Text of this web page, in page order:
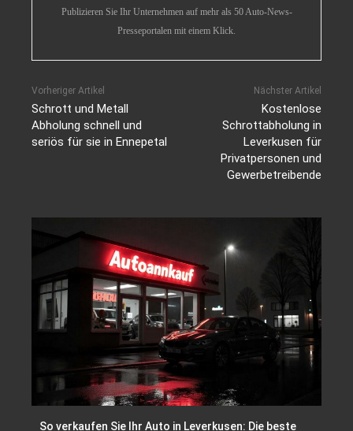
Publizieren Sie Ihr Unternehmen auf mehr als 50 Auto-News-
Presseportalen mit einem Klick.
Vorheriger Artikel
Schrott und Metall
Abholung schnell und
seriös für sie in Ennepetal
Nächster Artikel
Kostenlose
Schrottabholung in
Leverkusen für
Privatpersonen und
Gewerbetreibende
So verkaufen Sie Ihr Auto in Leverkusen: Die beste